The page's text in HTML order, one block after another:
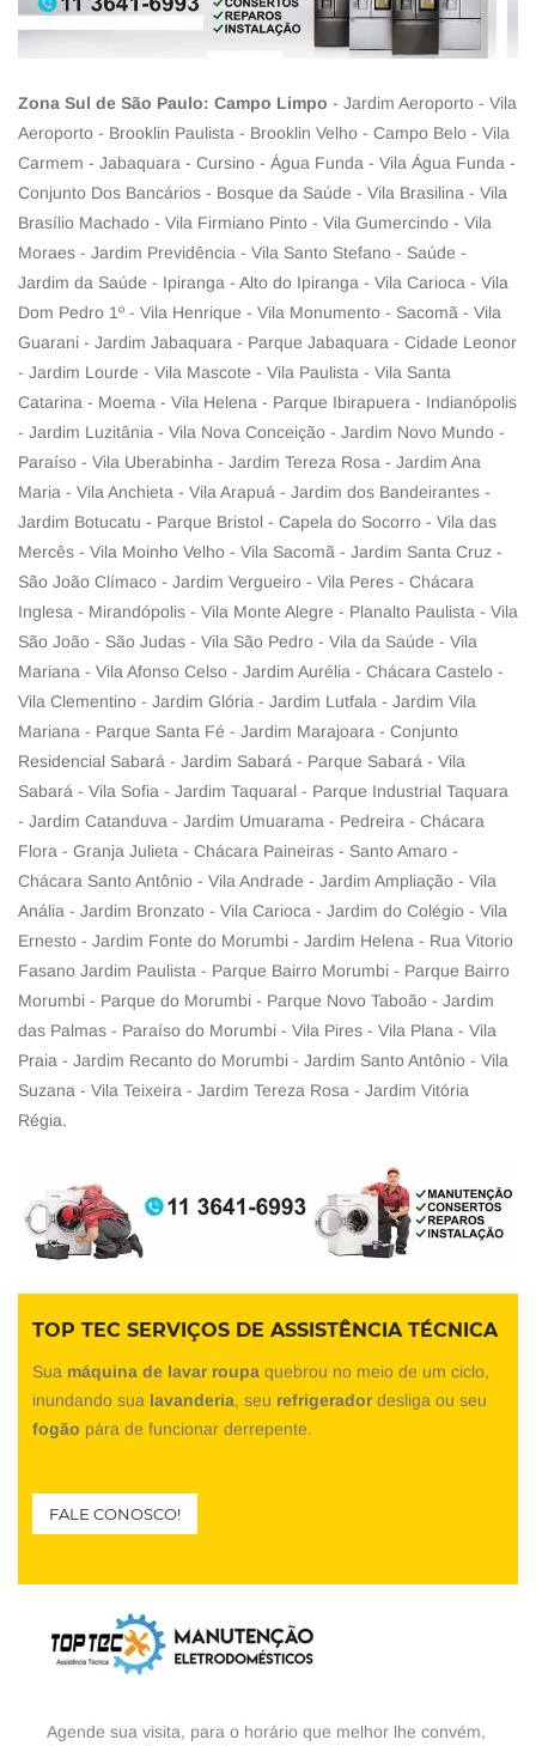
Zona Sul de São Paulo: Campo Limpo - Jardim Aeroporto - Vila
Aeroporto - Brooklin Paulista - Brooklin Velho - Campo Belo - Vila
Carmem - Jabaquara - Cursino - Água Funda - Vila Água Funda -
Conjunto Dos Bancários - Bosque da Saúde - Vila Brasilina - Vila
Brasílio Machado - Vila Firmiano Pinto - Vila Gumercindo - Vila
Moraes - Jardim Previdência - Vila Santo Stefano - Saúde -
Jardim da Saúde - Ipiranga - Alto do Ipiranga - Vila Carioca - Vila
Dom Pedro 1º - Vila Henrique - Vila Monumento - Sacomã - Vila
Guarani - Jardim Jabaquara - Parque Jabaquara - Cidade Leonor
- Jardim Lourde - Vila Mascote - Vila Paulista - Vila Santa
Catarina - Moema - Vila Helena - Parque Ibirapuera - Indianópolis
- Jardim Luzitânia - Vila Nova Conceição - Jardim Novo Mundo -
Paraíso - Vila Uberabinha - Jardim Tereza Rosa - Jardim Ana
Maria - Vila Anchieta - Vila Arapuá - Jardim dos Bandeirantes -
Jardim Botucatu - Parque Bristol - Capela do Socorro - Vila das
Mercês - Vila Moinho Velho - Vila Sacomã - Jardim Santa Cruz -
São João Clímaco - Jardim Vergueiro - Vila Peres - Chácara
Inglesa - Mirandópolis - Vila Monte Alegre - Planalto Paulista - Vila
São João - São Judas - Vila São Pedro - Vila da Saúde - Vila
Mariana - Vila Afonso Celso - Jardim Aurélia - Chácara Castelo -
Vila Clementino - Jardim Glória - Jardim Lutfala - Jardim Vila
Mariana - Parque Santa Fé - Jardim Marajoara - Conjunto
Residencial Sabará - Jardim Sabará - Parque Sabará - Vila
Sabará - Vila Sofia - Jardim Taquaral - Parque Industrial Taquara
- Jardim Catanduva - Jardim Umuarama - Pedreira - Chácara
Flora - Granja Julieta - Chácara Paineiras - Santo Amaro -
Chácara Santo Antônio - Vila Andrade - Jardim Ampliação - Vila
Anália - Jardim Bronzato - Vila Carioca - Jardim do Colégio - Vila
Ernesto - Jardim Fonte do Morumbi - Jardim Helena - Rua Vitorio
Fasano Jardim Paulista - Parque Bairro Morumbi - Parque Bairro
Morumbi - Parque do Morumbi - Parque Novo Taboão - Jardim
das Palmas - Paraíso do Morumbi - Vila Pires - Vila Plana - Vila
Praia - Jardim Recanto do Morumbi - Jardim Santo Antônio - Vila
Suzana - Vila Teixeira - Jardim Tereza Rosa - Jardim Vitória
Régia.
TOP TEC SERVIÇOS DE ASSISTÊNCIA TÉCNICA
Sua máquina de lavar roupa quebrou no meio de um ciclo,
inundando sua lavanderia, seu refrigeradordesliga ou seu
fogão pára de funcionar derrepente.
FALE CONOSCO!
Agende sua visita, para o horário que melhor lhe convém,